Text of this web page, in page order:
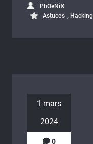
PhOeNiX
Astuces , Hacking
1 mars
2024
0